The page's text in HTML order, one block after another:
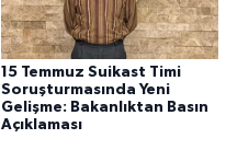
15 Temmuz Suikast Timi
Soruşturmasında Yeni
Gelişme: Bakanlıktan Basın
Açıklaması